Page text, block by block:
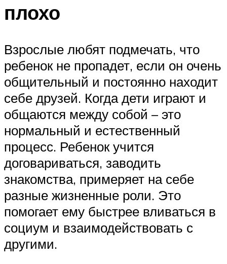
плохо
Взрослые любят подмечать, что
ребенок не пропадет, если он очень
общительный и постоянно находит
себе друзей. Когда дети играют и
общаются между собой – это
нормальный и естественный
процесс. Ребенок учится
договариваться, заводить
знакомства, примеряет на себе
разные жизненные роли. Это
помогает ему быстрее вливаться в
социум и взаимодействовать с
другими.